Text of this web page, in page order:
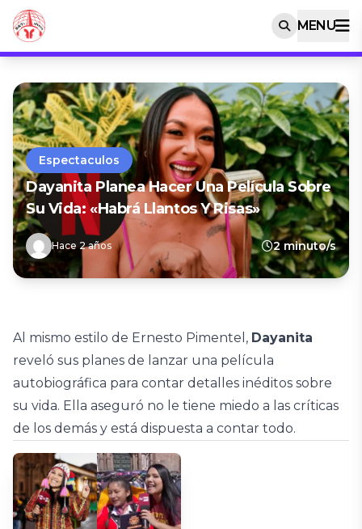
MENU
Espectaculos
Dayanita Planea Hacer Una Película Sobre
Su Vida: «Habrá Llantos Y Risas»
Hace 2 años 2 minuto/s
Al mismo estilo de Ernesto Pimentel, Dayanita
reveló sus planes de lanzar una película
autobiográfica para contar detalles inéditos sobre
su vida. Ella aseguró no le tiene miedo a las críticas
de los demás y está dispuesta a contar todo.